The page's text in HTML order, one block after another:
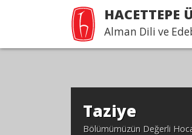
HACETTEPE
Alman Dili ve
Taziye
Bölümümüzün Değerli